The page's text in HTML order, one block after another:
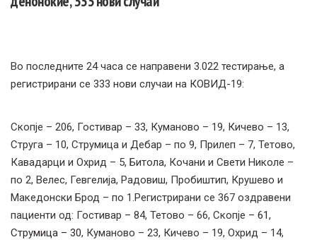
Во последните 24 часа се направени 3.022 тестирањe, а
регистрирани се 333 нови случаи на КОВИД-19:
Скопје – 206, Гостивар – 33, Куманово – 19, Кичево – 13,
Струга – 10, Струмица и Дебар – по 9, Прилеп – 7, Тетово,
Кавадарци и Охрид – 5, Битола, Кочани и Свети Николе –
по 2, Велес, Гевгелија, Радовиш, Пробиштип, Крушево и
Македонски Брод – по 1.Регистрирани сe 367 оздравени
пациенти од: Гостивар – 84, Тетово – 66, Скопје – 61,
Струмица – 30, Куманово – 23, Кичево – 19, Охрид – 14,